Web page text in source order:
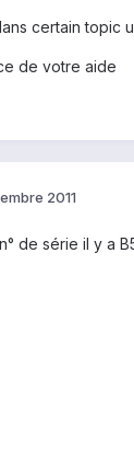
certain topic
de votre aide
2011
de série il y a